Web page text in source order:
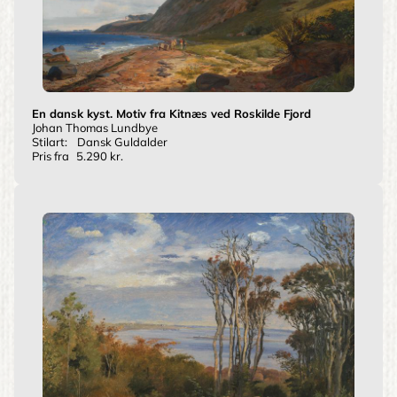
En dansk kyst. Motiv fra Kitnæs ved Roskilde Fjord
Johan Thomas Lundbye
Stilart:
Dansk Guldalder
Pris fra
5.290 kr.